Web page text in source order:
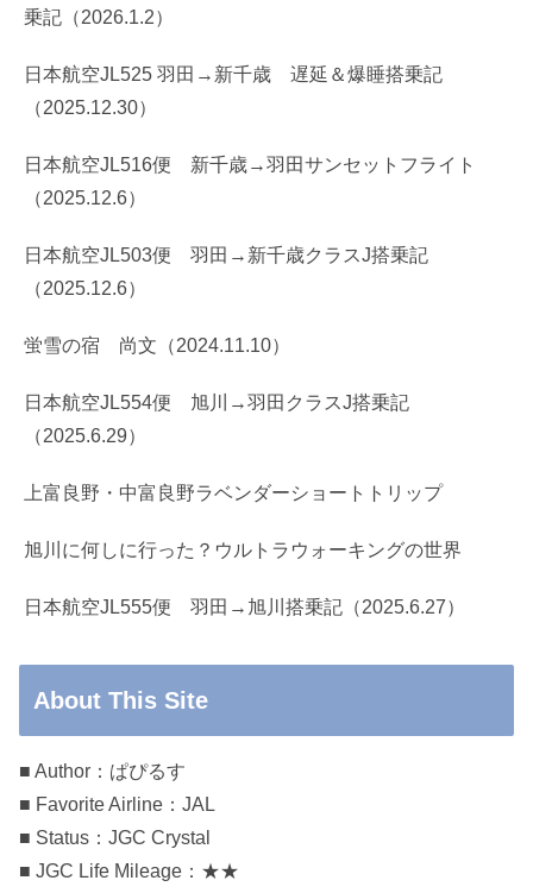
乗記（2026.1.2）
日本航空JL525 羽田→新千歳 遅延＆爆睡搭乗記
（2025.12.30）
日本航空JL516便 新千歳→羽田サンセットフライト
（2025.12.6）
日本航空JL503便 羽田→新千歳クラスJ搭乗記
（2025.12.6）
蛍雪の宿 尚文（2024.11.10）
日本航空JL554便 旭川→羽田クラスJ搭乗記
（2025.6.29）
上富良野・中富良野ラベンダーショートトリップ
旭川に何しに行った？ウルトラウォーキングの世界
日本航空JL555便 羽田→旭川搭乗記（2025.6.27）
About This Site
■ Author：ぱぴるす
■ Favorite Airline：JAL
■ Status：JGC Crystal
■ JGC Life Mileage：★★